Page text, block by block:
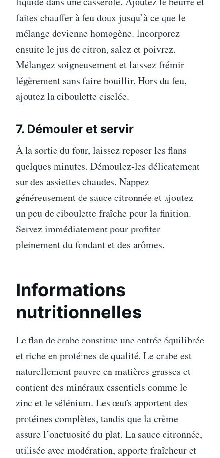
faites chauffer à feu doux jusqu’à ce que le
mélange devienne homogène. Incorporez
ensuite le jus de citron, salez et poivrez.
Mélangez soigneusement et laissez frémir
légèrement sans faire bouillir. Hors du feu,
ajoutez la ciboulette ciselée.
7. Démouler et servir
À la sortie du four, laissez reposer les flans
quelques minutes. Démoulez-les délicatement
sur des assiettes chaudes. Nappez
généreusement de sauce citronnée et ajoutez
un peu de ciboulette fraîche pour la finition.
Servez immédiatement pour profiter
pleinement du fondant et des arômes.
Informations
nutritionnelles
Le flan de crabe constitue une entrée équilibrée
et riche en protéines de qualité. Le crabe est
naturellement pauvre en matières grasses et
contient des minéraux essentiels comme le
zinc et le sélénium. Les œufs apportent des
protéines complètes, tandis que la crème
assure l’onctuosité du plat. La sauce citronnée,
utilisée avec modération, apporte fraîcheur et